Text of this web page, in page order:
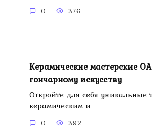
0 376
Керамические мастерские
гончарному искусству
Откройте для себя уникальные
керамическим и
0 392